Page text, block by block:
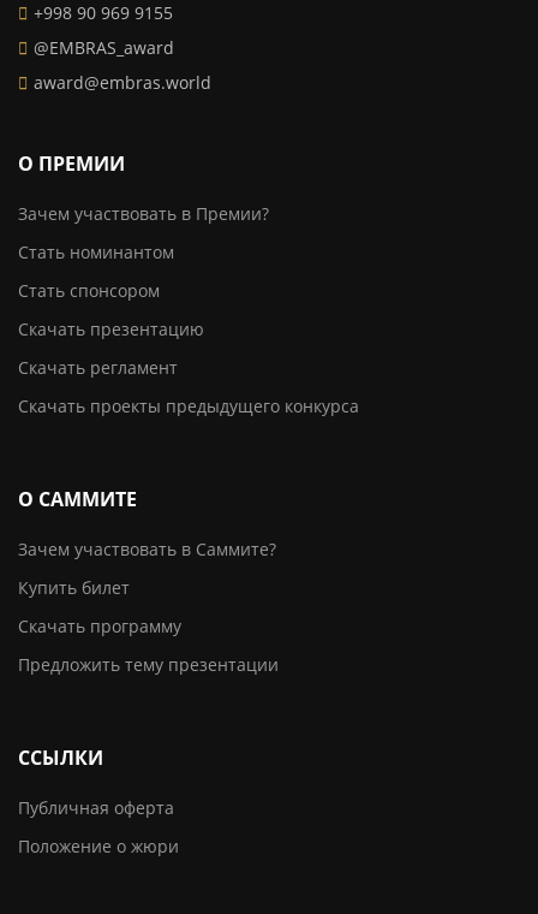
+998 90 969 9155
@EMBRAS_award
award@embras.world
О ПРЕМИИ
Зачем участвовать в Премии?
Стать номинантом
Стать спонсором
Скачать презентацию
Скачать регламент
Скачать проекты предыдущего конкурса
О САММИТЕ
Зачем участвовать в Саммите?
Купить билет
Скачать программу
Предложить тему презентации
ССЫЛКИ
Публичная оферта
Положение о жюри